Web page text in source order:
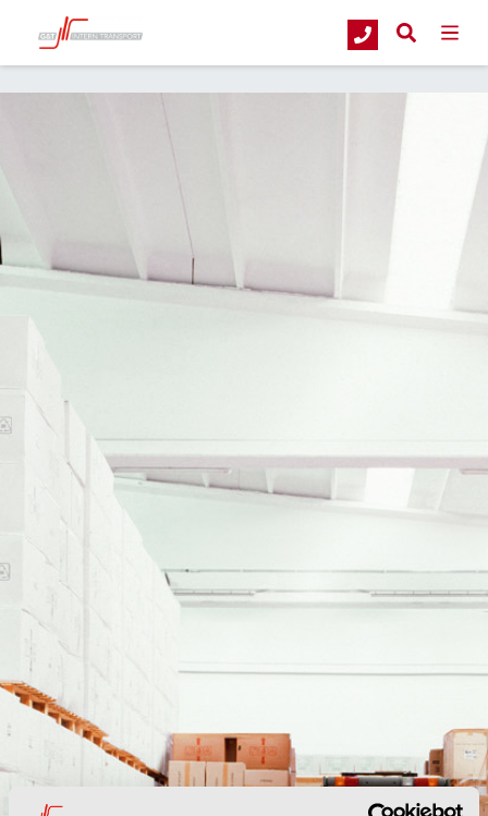
G&T Intern Transport